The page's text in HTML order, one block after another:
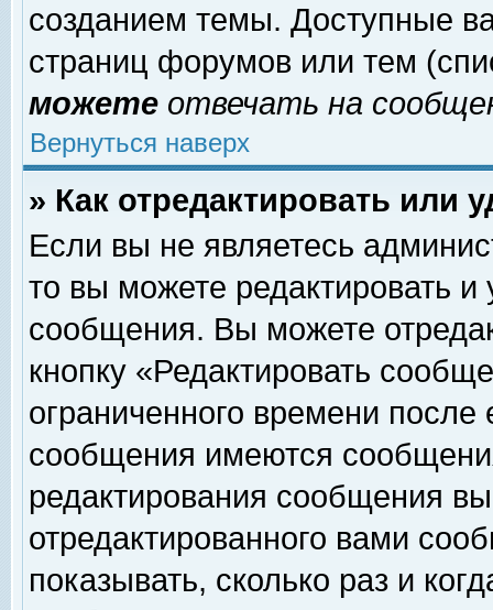
созданием темы. Доступные
страниц форумов или тем
можете отвечать на
Вернуться наверх
» Как отредактировать или
Если вы не являетесь
то вы можете редактировать и
сообщения. Вы можете
кнопку «Редактировать
ограниченного времени
сообщения имеются
редактирования сообщения
отредактированного вами
показывать, сколько раз и